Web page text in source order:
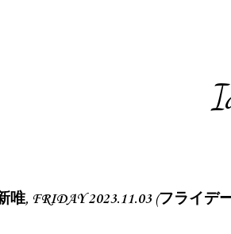
唯, FRIDAY 2023.11.03 (フライデ